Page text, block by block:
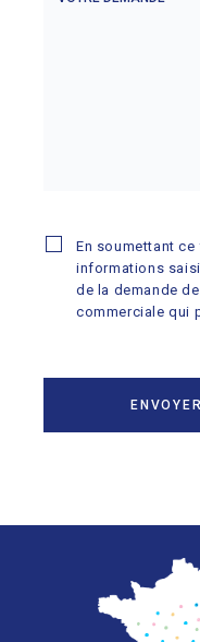
En soumettant
informations
de la demande
commerciale qui